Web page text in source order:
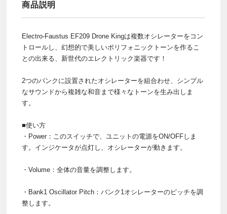
商品説明
Electro-Faustus EF209 Drone Kingは複数オシレーターをコン
トロールし、幻想的で美しいポリフォニックトーンを作るこ
との出来る、新世代のエレクトリック楽器です！
2つのバンクに設置されたオシレーターを組合わせ、シンプル
なサウンドから複雑な和音まで様々なトーンを生み出しま
す。
■使い方
・Power：このスイッチで、ユニットの電源をON/OFFしま
す。インジケータが点灯し、オシレーターが動きます。
・Volume：全体の音量を調整します。
・Bank1 Oscillator Pitch：バンク1オシレーターのピッチを調
整します。